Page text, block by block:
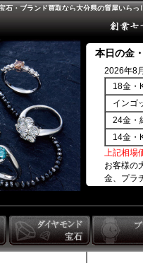
石・ブランド買取なら大分県の質屋いらっ
本日の金
2026年8
18金・
インゴ
24金・
14金・
上記相場
お客様の
金、プラ